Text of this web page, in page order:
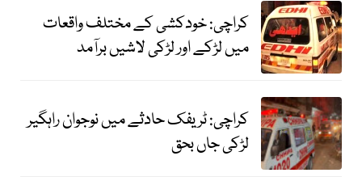
کراچی: خودکشی کے مختلف واقعات
میں لڑکے اور لڑکی لاشیں برآمد
کراچی: ٹریفک حادثے میں نوجوان راہگیر
لڑکی جاں بحق